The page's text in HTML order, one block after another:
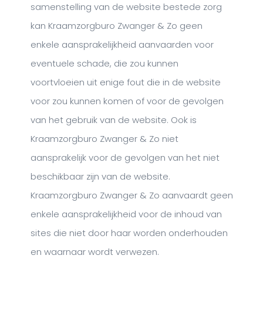
samenstelling van de website bestede zorg
kan Kraamzorgburo Zwanger & Zo geen
enkele aansprakelijkheid aanvaarden voor
eventuele schade, die zou kunnen
voortvloeien uit enige fout die in de website
voor zou kunnen komen of voor de gevolgen
van het gebruik van de website. Ook is
Kraamzorgburo Zwanger & Zo niet
aansprakelijk voor de gevolgen van het niet
beschikbaar zijn van de website.
Kraamzorgburo Zwanger & Zo aanvaardt geen
enkele aansprakelijkheid voor de inhoud van
sites die niet door haar worden onderhouden
en waarnaar wordt verwezen.